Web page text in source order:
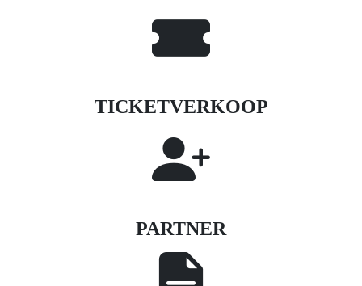
TICKETVERKOOP
PARTNER